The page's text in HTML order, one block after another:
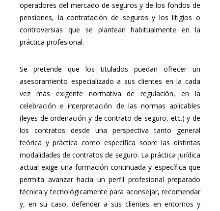
operadores del mercado de seguros y de los fondos de
pensiones, la contratación de seguros y los litigios o
controversias que se plantean habitualmente en la
práctica profesional.
Se pretende que los titulados puedan ofrecer un
asesoramiento especializado a sus clientes en la cada
vez más exigente normativa de regulación, en la
celebración e interpretación de las normas aplicables
(leyes de ordenación y de contrato de seguro, etc.) y de
los contratos desde una perspectiva tanto general
teórica y práctica como específica sobre las distintas
modalidades de contratos de seguro. La práctica jurídica
actual exige una formación continuada y específica que
permita avanzar hacia un perfil profesional preparado
técnica y tecnológicamente para aconsejar, recomendar
y, en su caso, defender a sus clientes en entornos y